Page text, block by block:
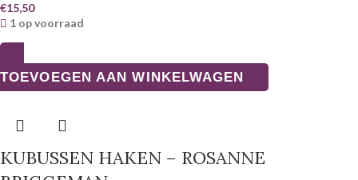
€15,50
1 op voorraad
TOEVOEGEN AAN WINKELWAGEN
KUBUSSEN HAKEN – ROSANNE